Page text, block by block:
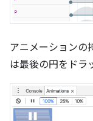
アニメーションの
は最後の円をドラ